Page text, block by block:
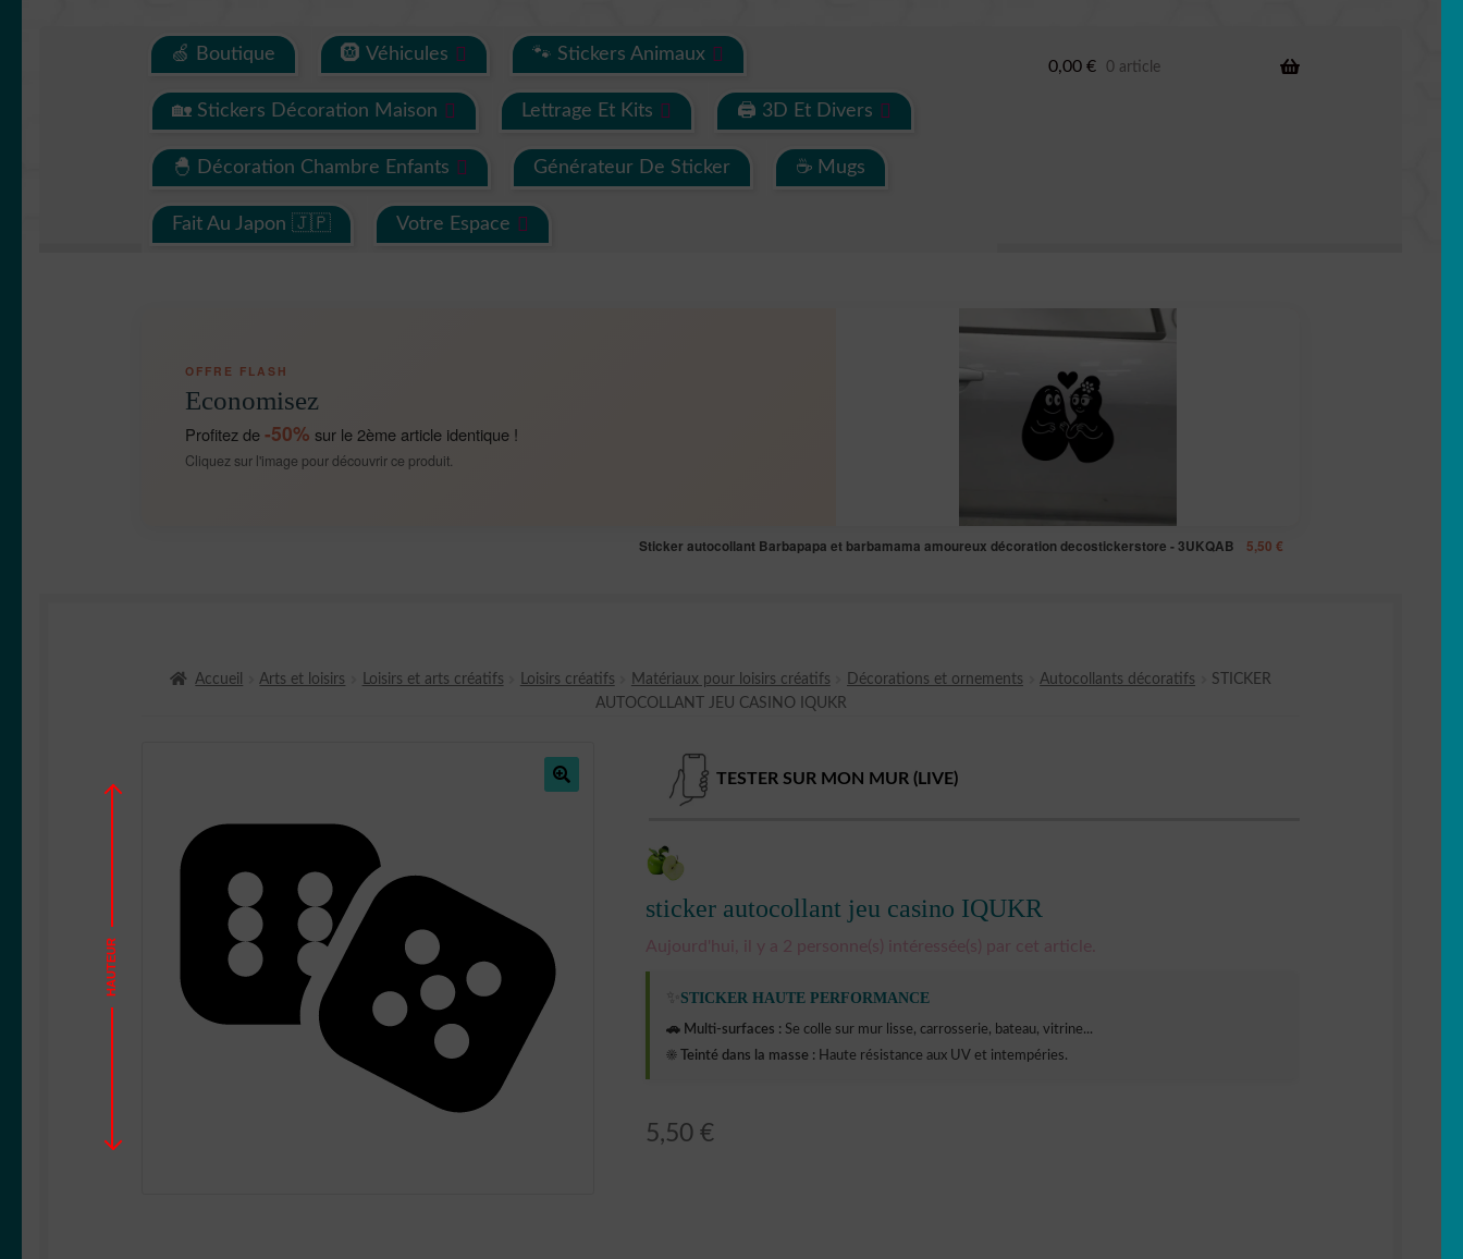
🍏 Boutique 🛞 Véhicules 🐾 Stickers Animaux
🏡 Stickers Décoration Maison Lettrage Et Kits 🖨 3D Et Divers
🐣 Décoration Chambre Enfants Générateur De Sticker ☕ Mugs
Fait Au Japon 🇯🇵 Votre Espace
0,00 € 0 article
OFFRE FLASH
Economisez
Profitez de-50% sur le 2ème article identique !
Cliquez sur l'image pour découvrir ce produit.
Sticker autocollant Barbapapa et barbamama amoureux décoration decostickerstore - 3UKQAB 5,50 €
Accueil Arts et loisirs Loisirs et arts créatifs Loisirs créatifs Matériaux pour loisirs créatifs Décorations et ornements Autocollants décoratifs
STICKER
AUTOCOLLANT JEU CASINO IQUKR
TESTER SUR MON MUR (LIVE)
sticker autocollant jeu casino IQUKR
Aujourd'hui, il y a 2 personne(s) intéressée(s) par cet article.
STICKER HAUTE PERFORMANCE
🚗 Multi-surfaces : Se colle sur mur lisse, carrosserie, bateau, vitrine...
☀️ Teinté dans la masse : Haute résistance aux UV et intempéries.
5,50 €
HAUTEUR